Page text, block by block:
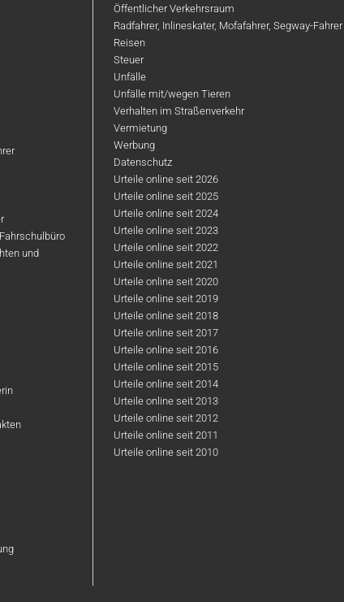
und
Öffentlicher Verkehrsraum
Radfahrer, Inlineskater, Mofafahrer, Segway-Fahrer
Reisen
Steuer
Unfälle
Unfälle mit/wegen Tieren
Verhalten im Straßenverkehr
Vermietung
Werbung
Datenschutz
Urteile online seit 2026
Urteile online seit 2025
Urteile online seit 2024
Urteile online seit 2023
Urteile online seit 2022
Urteile online seit 2021
Urteile online seit 2020
Urteile online seit 2019
Urteile online seit 2018
Urteile online seit 2017
Urteile online seit 2016
Urteile online seit 2015
Urteile online seit 2014
Urteile online seit 2013
Urteile online seit 2012
Urteile online seit 2011
Urteile online seit 2010